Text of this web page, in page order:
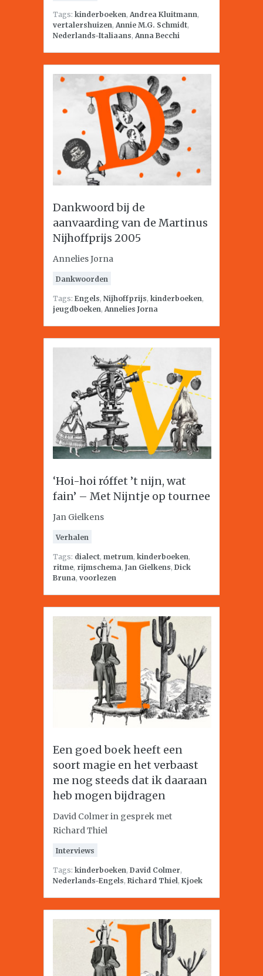
Tags: kinderboeken, Andrea Kluitmann,
vertalershuizen, Annie M.G. Schmidt,
Nederlands-Italiaans, Anna Becchi
Dankwoord bij de
aanvaarding van de Martinus
Nijhoffprijs 2005
Annelies Jorna
Dankwoorden
Tags: Engels, Nijhoffprijs, kinderboeken,
jeugdboeken, Annelies Jorna
‘Hoi-hoi róffet ’t nijn, wat
fain’ – Met Nijntje op tournee
Jan Gielkens
Verhalen
Tags: dialect, metrum, kinderboeken,
ritme, rijmschema, Jan Gielkens, Dick
Bruna, voorlezen
Een goed boek heeft een
soort magie en het verbaast
me nog steeds dat ik daaraan
heb mogen bijdragen
David Colmer in gesprek met
Richard Thiel
Interviews
Tags: kinderboeken, David Colmer,
Nederlands-Engels, Richard Thiel, Kjoek